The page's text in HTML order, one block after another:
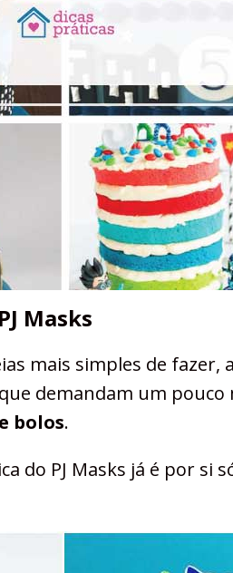
Masks
mais simples de fazer,
demandam um pouco
bolos.
do PJ Masks já é por si